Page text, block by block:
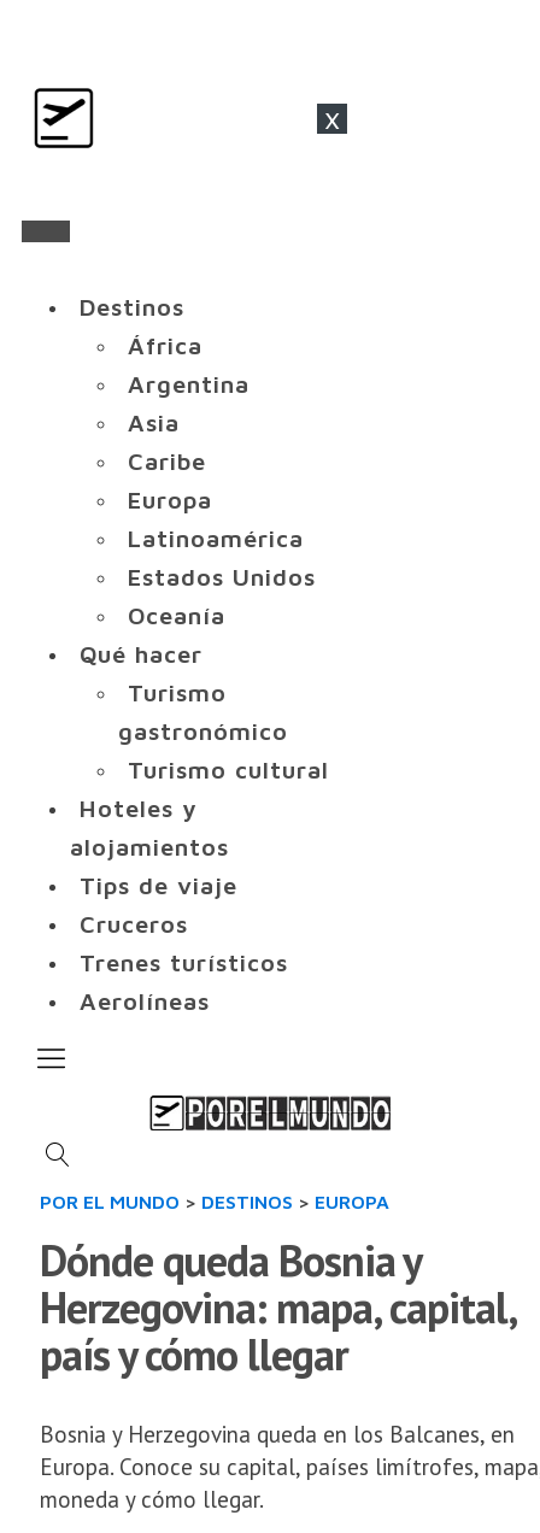
x
Destinos
África
Argentina
Asia
Caribe
Europa
Latinoamérica
Estados Unidos
Oceanía
Qué hacer
Turismo
gastronómico
Turismo cultural
Hoteles y
alojamientos
Tips de viaje
Cruceros
Trenes turísticos
Aerolíneas
POR EL MUNDO > DESTINOS > EUROPA
Dónde queda Bosnia y
Herzegovina: mapa, capital,
país y cómo llegar
Bosnia y Herzegovina queda en los Balcanes, en
Europa. Conoce su capital, países limítrofes,
moneda y cómo llegar.